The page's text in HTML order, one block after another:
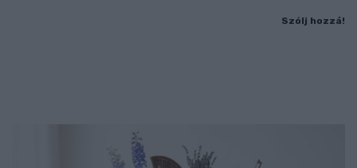
Szólj hozzá!